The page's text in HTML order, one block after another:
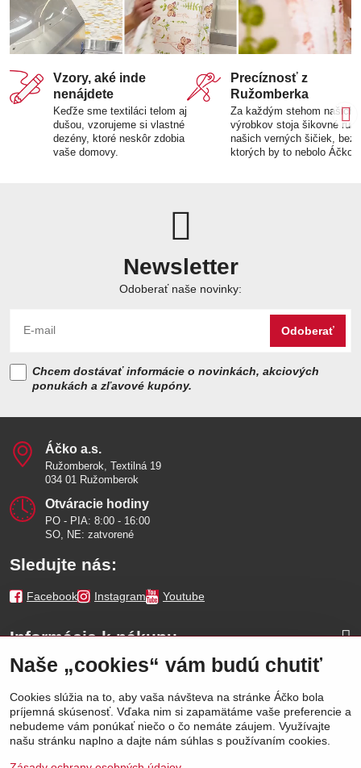
Vzory, aké inde
nenájdete
Keďže sme textiláci telom aj
dušou, vzorujeme si vlastné
dezény, ktoré neskôr zdobia
vaše domovy.
Precíznosť z
Ružomberka
Za každým stehom našich
výrobkov stoja šikovné ruky
našich verných šičiek, bez
ktorých by to nebolo Áčko.
Newsletter
Odoberať naše novinky:
Odoberať
Chcem dostávať informácie o novinkách, akciových
ponukách a zľavové kupóny.
Áčko a​.s​.
Ružomberok, Textilná 19
034 01 Ružomberok
Otváracie hodiny
PO - PIA: 8:00 - 16:00
SO, NE: zatvorené
Sledujte nás:
Facebook Instagram Youtube
Informácie k nákupu
Naše značky
Výhody
Naše „cookies“ vám budú chutiť
Cookies slúžia na to, aby vaša návšteva na stránke Áčko bola
príjemná skúsenosť. Vďaka nim si zapamätáme vaše preferencie a
nebudeme vám ponúkať niečo o čo nemáte záujem. Využívajte
našu stránku naplno a dajte nám súhlas s používaním cookies.